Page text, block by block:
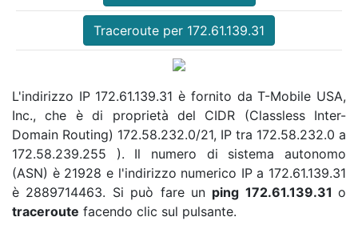
Traceroute per 172.61.139.31
L'indirizzo IP 172.61.139.31 è fornito da T-Mobile USA,
Inc., che è di proprietà del CIDR (Classless Inter-
Domain Routing) 172.58.232.0/21, IP tra 172.58.232.0 a
172.58.239.255 ). Il numero di sistema autonomo
(ASN) è 21928 e l'indirizzo numerico IP a 172.61.139.31
è 2889714463. Si può fare un ping 172.61.139.31 o
traceroute facendo clic sul pulsante.